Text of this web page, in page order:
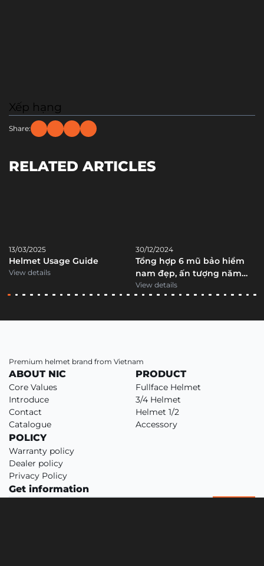
Xếp hạng
Share:
RELATED ARTICLES
13/03/2025
Helmet Usage Guide
View details
30/12/2024
Tổng hợp 6 mũ bảo hiểm
nam đẹp, ấn tượng năm
2025
View details
Premium helmet brand from Vietnam
ABOUT NIC
Core Values
Introduce
Contact
Catalogue
PRODUCT
Fullface Helmet
3/4 Helmet
Helmet 1/2
Accessory
POLICY
Warranty policy
Dealer policy
Privacy Policy
Get information